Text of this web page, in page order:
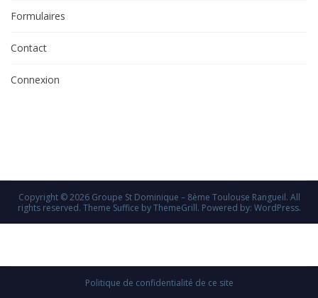
Formulaires
Contact
Connexion
Copyright © 2026 Groupe St Dominique – 8ème Toulouse Rangueil. All
rights reserved. Theme Suffice by ThemeGrill. Powered by: WordPress.
Politique de confidentialité de ce site